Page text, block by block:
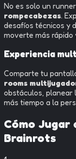
No es solo un
rompecabezas.
desafíos técnicos y
moverte más rápido
Experiencia
Comparte tu
rooms
obstáculos, planear
más tiempo a la
Cómo Jugar
Brainrots